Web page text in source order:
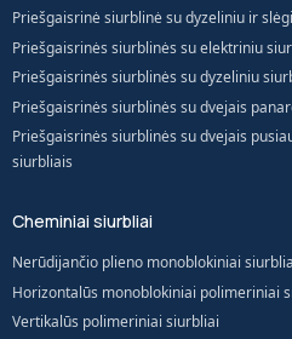
Priešgaisrinė siurblinė su dyzeliniu ir
Priešgaisrinės siurblinės su elektriniu
Priešgaisrinės siurblinės su dyzeliniu
Priešgaisrinės siurblinės su dvejais
Priešgaisrinės siurblinės su dvejais
siurbliais
Cheminiai siurbliai
Nerūdijančio plieno monoblokiniai
Horizontalūs monoblokiniai polimeriniai
Vertikalūs polimeriniai siurbliai